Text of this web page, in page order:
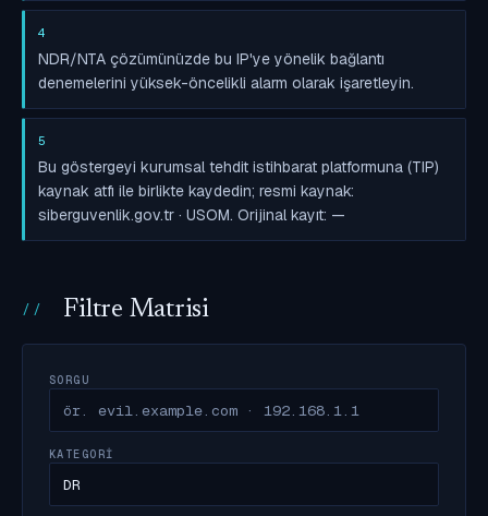
4
NDR/NTA çözümünüzde bu IP'ye yönelik bağlantı
denemelerini yüksek-öncelikli alarm olarak işaretleyin.
5
Bu göstergeyi kurumsal tehdit istihbarat platformuna (TIP)
kaynak atfı ile birlikte kaydedin; resmi kaynak:
siberguvenlik.gov.tr · USOM. Orijinal kayıt: —
Filtre Matrisi
SORGU
KATEGORI